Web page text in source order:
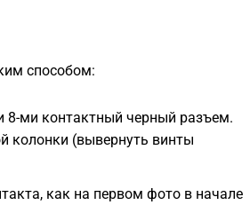
способом:
8-ми контактный черный разъем.
колонки (вывернуть винты
как на первом фото в начале